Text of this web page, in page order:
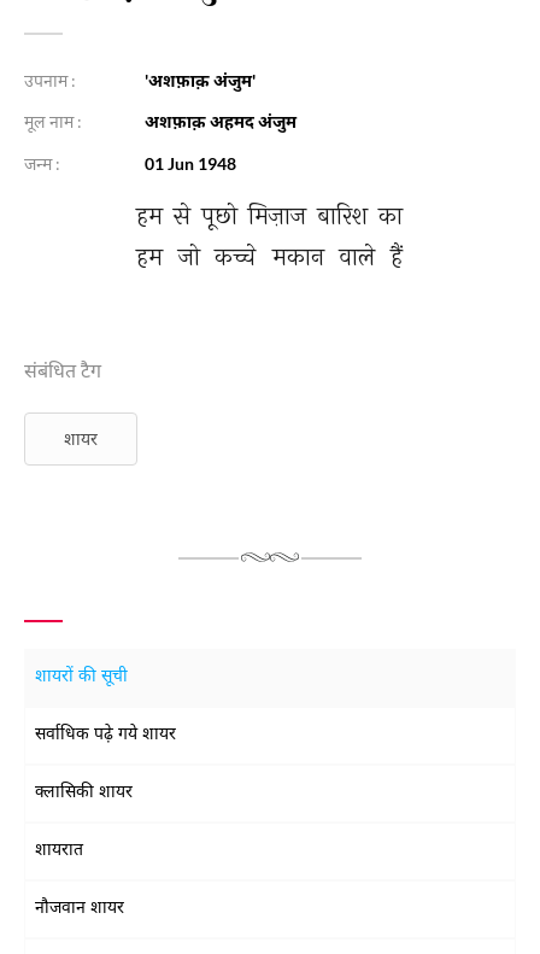
उपनाम : 'अशफ़ाक़ अंजुम'
मूल नाम : अशफ़ाक़ अहमद अंजुम
जन्म : 01 Jun 1948
हम से पूछो मिज़ाज बारिश का
हम जो कच्चे मकान वाले हैं
संबंधित टैग
शायर
शायरों की सूची
सर्वाधिक पढ़े गये शायर
क्लासिकी शायर
शायरात
नौजवान शायर